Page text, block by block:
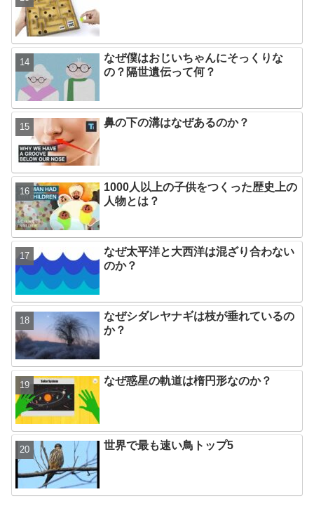
なぜ僕はおじいちゃんにそっくりな
の？隔世遺伝って何？
鼻の下の溝はなぜあるのか？
1000人以上の子供をつくった歴史上の
人物とは？
なぜ太平洋と大西洋は混ざり合わない
のか？
なぜシダレヤナギは枝が垂れているの
か？
なぜ惑星の軌道は楕円形なのか？
世界で最も速い鳥トップ5